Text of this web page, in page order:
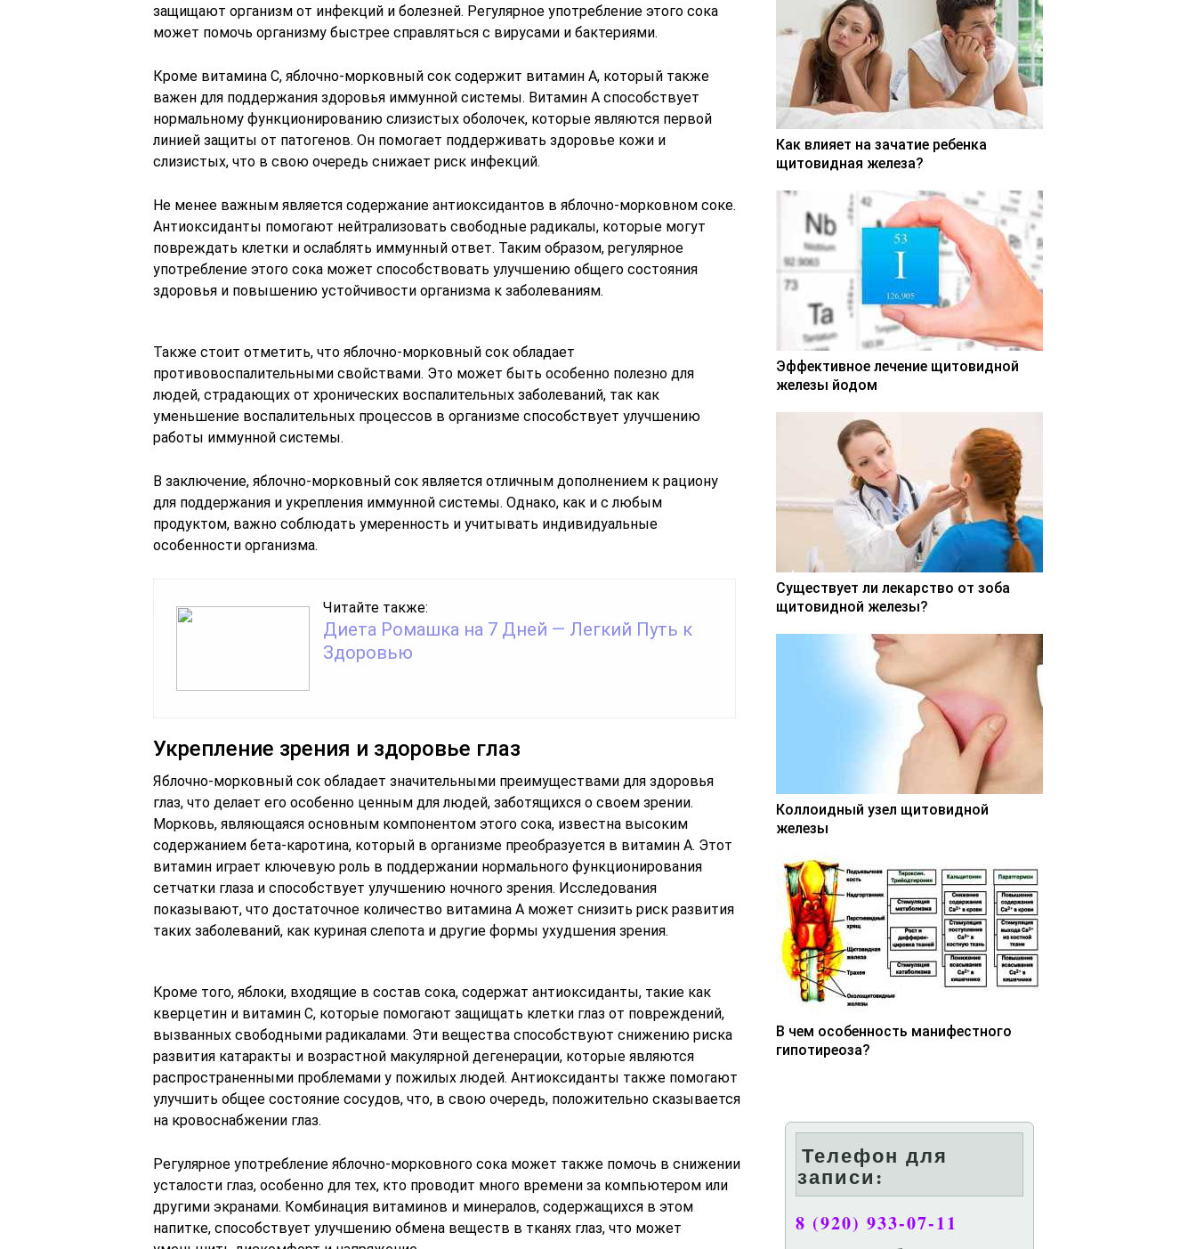
защищают организм от инфекций и болезней. Регулярное употребление этого сока
может помочь организму быстрее справляться с вирусами и бактериями.
Кроме витамина C, яблочно-морковный сок содержит витамин A, который также
важен для поддержания здоровья иммунной системы. Витамин A способствует
нормальному функционированию слизистых оболочек, которые являются первой
линией защиты от патогенов. Он помогает поддерживать здоровье кожи и
слизистых, что в свою очередь снижает риск инфекций.
Не менее важным является содержание антиоксидантов в яблочно-морковном соке.
Антиоксиданты помогают нейтрализовать свободные радикалы, которые могут
повреждать клетки и ослаблять иммунный ответ. Таким образом, регулярное
употребление этого сока может способствовать улучшению общего состояния
здоровья и повышению устойчивости организма к заболеваниям.
Также стоит отметить, что яблочно-морковный сок обладает
противовоспалительными свойствами. Это может быть особенно полезно для
людей, страдающих от хронических воспалительных заболеваний, так как
уменьшение воспалительных процессов в организме способствует улучшению
работы иммунной системы.
В заключение, яблочно-морковный сок является отличным дополнением к рациону
для поддержания и укрепления иммунной системы. Однако, как и с любым
продуктом, важно соблюдать умеренность и учитывать индивидуальные
особенности организма.
Читайте также:
Диета Ромашка на 7 Дней — Легкий Путь к
Здоровью
Укрепление зрения и здоровье глаз
Яблочно-морковный сок обладает значительными преимуществами для здоровья
глаз, что делает его особенно ценным для людей, заботящихся о своем зрении.
Морковь, являющаяся основным компонентом этого сока, известна высоким
содержанием бета-каротина, который в организме преобразуется в витамин А. Этот
витамин играет ключевую роль в поддержании нормального функционирования
сетчатки глаза и способствует улучшению ночного зрения. Исследования
показывают, что достаточное количество витамина А может снизить риск развития
таких заболеваний, как куриная слепота и другие формы ухудшения зрения.
Кроме того, яблоки, входящие в состав сока, содержат антиоксиданты, такие как
кверцетин и витамин C, которые помогают защищать клетки глаз от повреждений,
вызванных свободными радикалами. Эти вещества способствуют снижению риска
развития катаракты и возрастной макулярной дегенерации, которые являются
распространенными проблемами у пожилых людей. Антиоксиданты также помогают
улучшить общее состояние сосудов, что, в свою очередь, положительно сказывается
на кровоснабжении глаз.
Регулярное употребление яблочно-морковного сока может также помочь в снижении
усталости глаз, особенно для тех, кто проводит много времени за компьютером или
другими экранами. Комбинация витаминов и минералов, содержащихся в этом
напитке, способствует улучшению обмена веществ в тканях глаз, что может
Как влияет на зачатие ребенка
щитовидная железа?
Эффективное лечение щитовидной
железы йодом
Существует ли лекарство от зоба
щитовидной железы?
Коллоидный узел щитовидной
железы
В чем особенность манифестного
гипотиреоза?
Телефон для
записи:
8 (920) 933-07-11